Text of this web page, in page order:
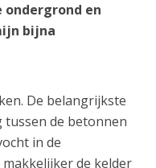
en
bijna
De belangrijkste
tussen de betonnen
in de
de kelder